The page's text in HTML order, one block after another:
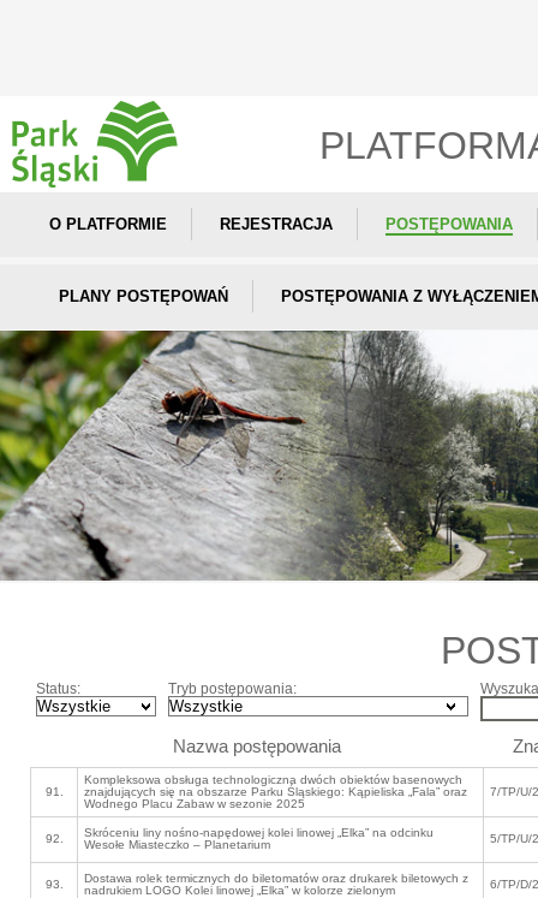
O PLATFORMIE REJESTRACJA POSTĘPOWANIA
PLANY POSTĘPOWAŃ POSTĘPOWANIA Z
Status: Tryb postępowania:
Nazwa postępowania
91.
Kompleksowa obsługa technologiczna dwóch obiektów basenowych
znajdujących się na obszarze Parku Śląskiego: Kąpieliska „Fala” oraz
Wodnego Placu Zabaw w sezonie 2025
7/TP/U/
92.
Skróceniu liny nośno-napędowej kolei linowej „Elka” na odcinku
Wesołe Miasteczko – Planetarium
5/TP/U/
93.
Dostawa rolek termicznych do biletomatów oraz drukarek biletowych z
nadrukiem LOGO Kolei linowej „Elka” w kolorze zielonym
6/TP/D/